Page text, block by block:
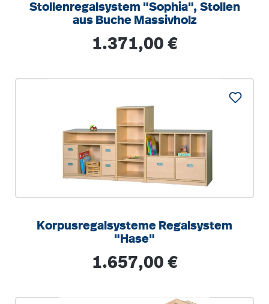
Stollenregalsystem "Sophia", Stollen
aus Buche Massivholz
Regulärer Preis:
1.371,00 €
Korpusregalsysteme Regalsystem
"Hase"
Regulärer Preis:
1.657,00 €